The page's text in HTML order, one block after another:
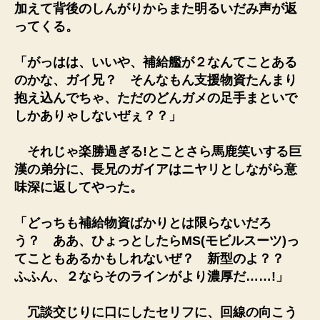
加えて背後のしんがりからまた明るいだみ声が返
ってくる。
「がっはは、いいや、補給艦が２なんてことある
のかな、ガイ兄？ そんなもん支援物資たんまり
抱え込んでちゃ、ただのどんガメの足手まといで
しかありゃしないぜぇ？？」
それじゃ楽勝過ぎる!とことさら馬鹿笑いする巨
漢の弟分に、長兄のガイアはニヤリとしながら意
味深に返してやった。
「どっちも補給物資ばかりとは限らないだろ
う？ ああ、ひょっとしたらMS(モビルスーツ)っ
てこともあるかもしれないぜ？ 新型のよ？？
ふふん、２ならそのラインがより濃厚だ……!」
冗談交じりに口にしたセリフに、回線の向こう